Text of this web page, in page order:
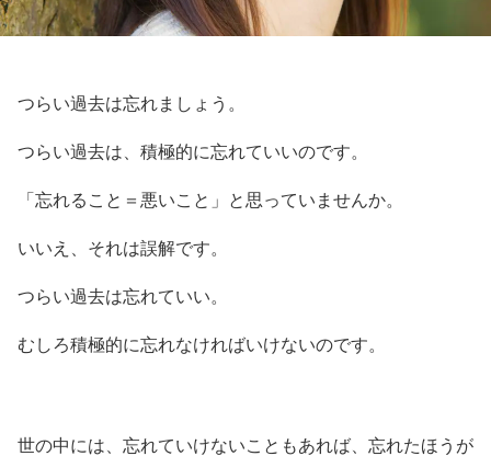
つらい過去は忘れましょう。
つらい過去は、積極的に忘れていいのです。
「忘れること＝悪いこと」と思っていませんか。
いいえ、それは誤解です。
つらい過去は忘れていい。
むしろ積極的に忘れなければいけないのです。
世の中には、忘れていけないこともあれば、忘れたほうが